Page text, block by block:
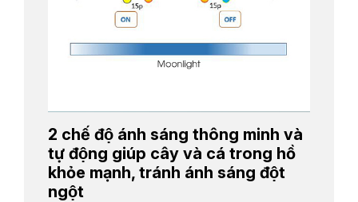
2 chế độ ánh sáng thông minh và
tự động giúp cây và cá trong hồ
khỏe mạnh, tránh ánh sáng đột
ngột